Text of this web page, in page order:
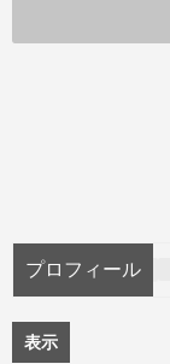
プロフィール
表示